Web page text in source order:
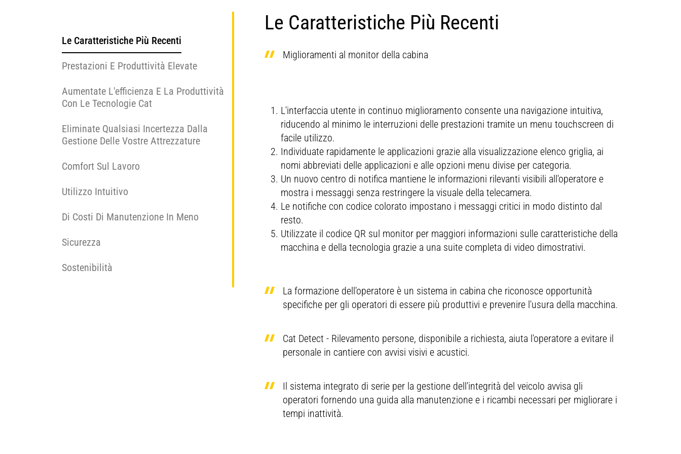
Lunghezza al centro dei rulli 3040 mm
Profondità massima di scavo parete
verticale
5190 mm
Raggio minimo dell'attrezzatura di
Forza di scavo della benna - ISO 98.67 kN
Forza di penetrazione dell'avambraccio
- ISO
59.29 kN
Potenza motore - ISO 14396 (DIN) 111 hp (metrica)
Foro
Cilindrata 3.6 l
Utilizzo biodiesel Fino a B20¹
Emissioni
È conforme agli standard sulle emissioni
U.S. EPA Tier 4 Final, EU Stage V,
Giappone 2014.
Nota (1)
La potenza netta indicata è quella
dell'aria, sistema di scarico e alternatore
con regime motore a 2,400 giri/min.
standard specificato in vigore alla data di
produzione.
¹Per tutti i motori diesel Cat è
obbligatorio utilizzare ULSD (a
bassissimo tenore di zolfo con un
Opuscolo Opuscolo Opuscolo
Le Caratteristiche Più Recenti
Prestazioni E Produttività Elevate
Aumentate L'efficienza E La Produttività
Con Le Tecnologie Cat
Eliminate Qualsiasi Incertezza Dalla
Gestione Delle Vostre Attrezzature
Comfort Sul Lavoro
Utilizzo Intuitivo
Di Costi Di Manutenzione In Meno
Sicurezza
Sostenibilità
Le Caratteristiche Più Recenti
Miglioramenti al monitor della cabina
L'interfaccia utente in continuo miglioramento consente una navigazione intuitiva,
riducendo al minimo le interruzioni delle prestazioni tramite un menu touchscreen di
facile utilizzo.
Individuate rapidamente le applicazioni grazie alla visualizzazione elenco griglia, ai
nomi abbreviati delle applicazioni e alle opzioni menu divise per categoria.
Un nuovo centro di notifica mantiene le informazioni rilevanti visibili all'operatore e
mostra i messaggi senza restringere la visuale della telecamera.
Le notifiche con codice colorato impostano i messaggi critici in modo distinto dal
resto.
Utilizzate il codice QR sul monitor per maggiori informazioni sulle caratteristiche della
macchina e della tecnologia grazie a una suite completa di video dimostrativi.
La formazione dell'operatore è un sistema in cabina che riconosce opportunità
specifiche per gli operatori di essere più produttivi e prevenire l'usura della macchina.
Cat Detect - Rilevamento persone, disponibile a richiesta, aiuta l'operatore a evitare il
personale in cantiere con avvisi visivi e acustici.
Il sistema integrato di serie per la gestione dell'integrità del veicolo avvisa gli
operatori fornendo una guida alla manutenzione e i ricambi necessari per migliorare i
tempi inattività.